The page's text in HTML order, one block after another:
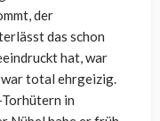
der
das schon
hat, war
total ehrgeizig.
Torhütern in